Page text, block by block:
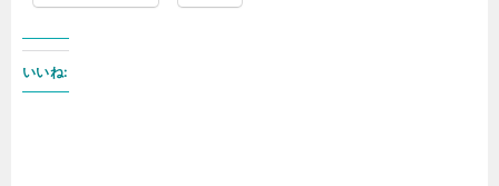
いいね: